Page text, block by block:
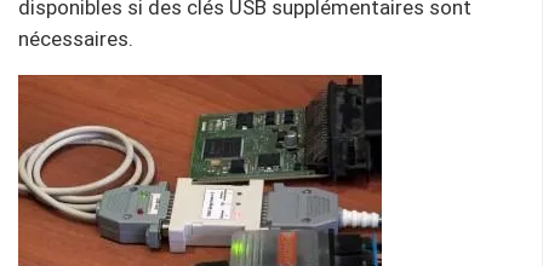
disponibles si des clés USB supplémentaires sont
nécessaires.